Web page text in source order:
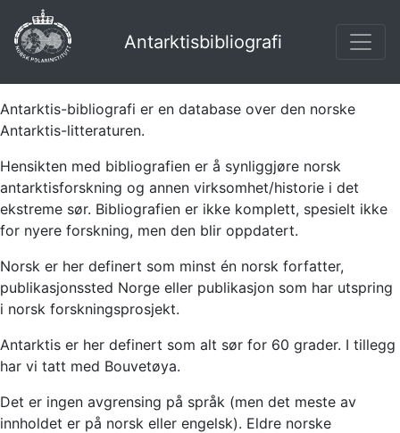
Antarktisbibliografi
Antarktis-bibliografi er en database over den norske
Antarktis-litteraturen.
Hensikten med bibliografien er å synliggjøre norsk
antarktisforskning og annen virksomhet/historie i det
ekstreme sør. Bibliografien er ikke komplett, spesielt ikke
for nyere forskning, men den blir oppdatert.
Norsk er her definert som minst én norsk forfatter,
publikasjonssted Norge eller publikasjon som har utspring
i norsk forskningsprosjekt.
Antarktis er her definert som alt sør for 60 grader. I tillegg
har vi tatt med Bouvetøya.
Det er ingen avgrensing på språk (men det meste av
innholdet er på norsk eller engelsk). Eldre norske